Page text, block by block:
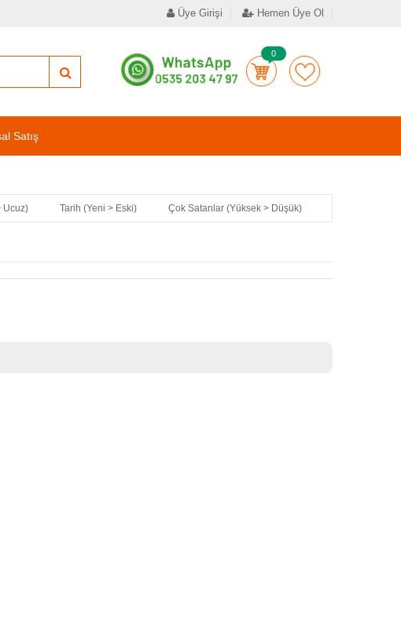
Üye Girişi Hemen Üye Ol
0
Satış
Ucuz) Tarih (Yeni > Eski) Çok Satanlar (Yüksek > Düşük)